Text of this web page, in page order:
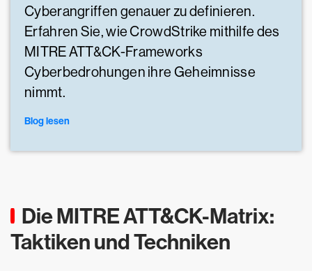
Cyberangriffen genauer zu definieren.
Erfahren Sie, wie CrowdStrike mithilfe des
MITRE ATT&CK-Frameworks
Cyberbedrohungen ihre Geheimnisse
nimmt.
Blog lesen
Die MITRE ATT&CK-Matrix:
Taktiken und Techniken